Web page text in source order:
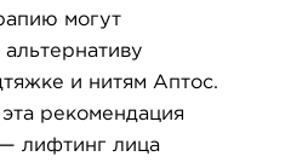
могут
и нитям Аптос.
рекомендация
лифтинг лица